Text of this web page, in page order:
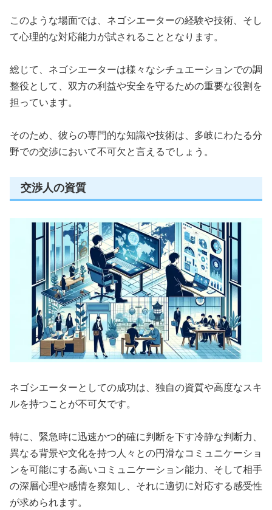
このような場面では、ネゴシエーターの経験や技術、そし
て心理的な対応能力が試されることとなります。
総じて、ネゴシエーターは様々なシチュエーションでの調
整役として、双方の利益や安全を守るための重要な役割を
担っています。
そのため、彼らの専門的な知識や技術は、多岐にわたる分
野での交渉において不可欠と言えるでしょう。
交渉人の資質
ネゴシエーターとしての成功は、独自の資質や高度なスキ
ルを持つことが不可欠です。
特に、緊急時に迅速かつ的確に判断を下す冷静な判断力、
異なる背景や文化を持つ人々との円滑なコミュニケーショ
ンを可能にする高いコミュニケーション能力、そして相手
の深層心理や感情を察知し、それに適切に対応する感受性
が求められます。